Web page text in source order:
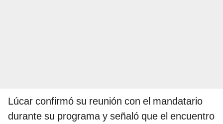
Lúcar confirmó su reunión con el mandatario
durante su programa y señaló que el encuentro